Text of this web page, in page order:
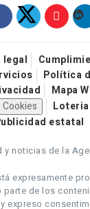
legal
Política
Mapa
estatal
noticias de la
expresamente
de los
expreso